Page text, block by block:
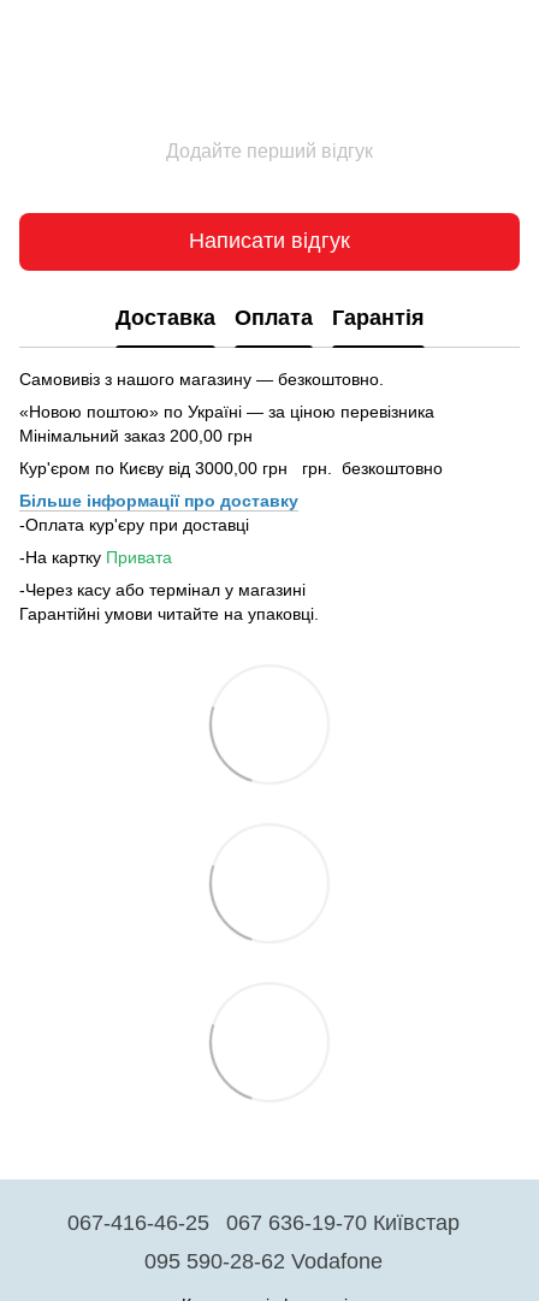
Додайте перший відгук
Написати відгук
Доставка Оплата Гарантія
Самовивіз з нашого магазину — безкоштовно.
«Новою поштою» по Україні — за ціною перевізника
Мінімальний заказ 200,00 грн
Кур'єром по Києву від 3000,00 грн грн. безкоштовно
Більше інформації про доставку
-Оплата кур'єру при доставці
-На картку Привата
-Через касу або термінал у магазині
Гарантійні умови читайте на упаковці.
067-416-46-25
067 636-19-70 Київстар
095 590-28-62 Vodafone